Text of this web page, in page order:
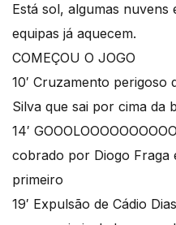
Está sol, algumas
equipas já aquecem.
COMEÇOU O JOGO
10′ Cruzamento perigoso
Silva que sai por cima da
14′
cobrado por Diogo Fraga
primeiro
19′ Expulsão de Cádio